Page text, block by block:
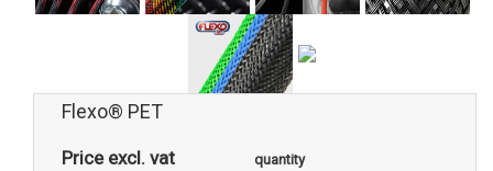
Flexo® PET
Price excl. vat quantity